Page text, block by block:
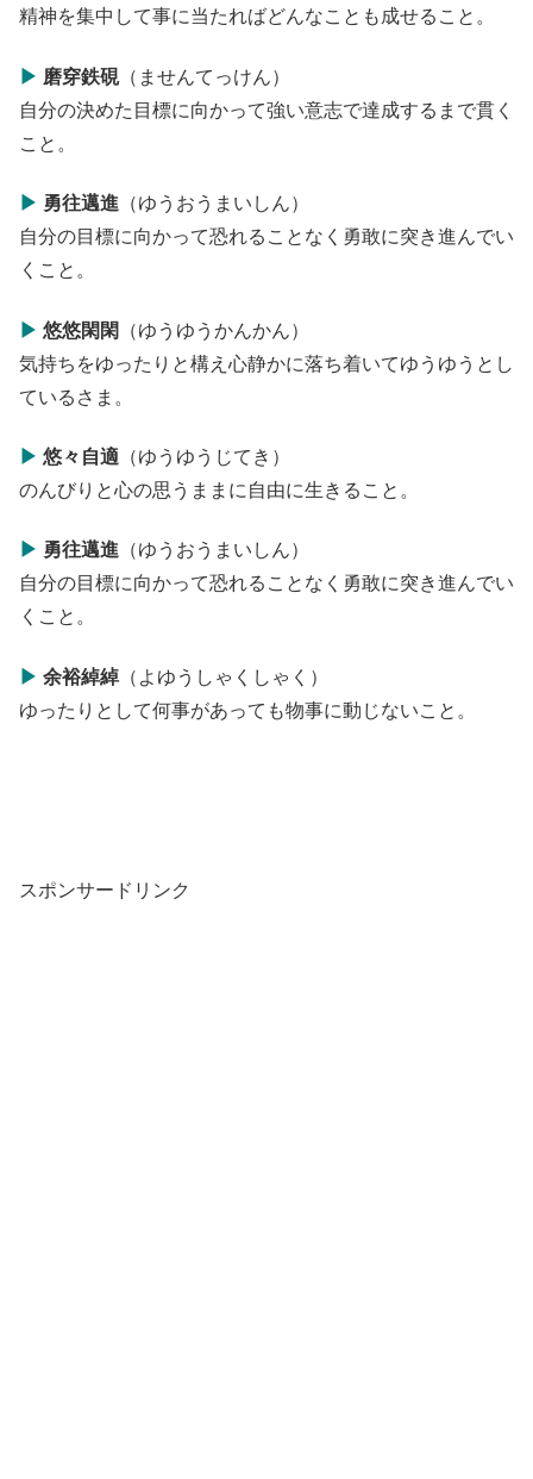
精神を集中して事に当たればどんなことも成せること。
▶ 磨穿鉄硯（ませんてっけん）
自分の決めた目標に向かって強い意志で達成するまで貫く
こと。
▶ 勇往邁進 （ゆうおうまいしん）
自分の目標に向かって恐れることなく勇敢に突き進んでい
くこと。
▶ 悠悠閑閑
（ゆうゆうかんかん）
気持ちをゆったりと構え心静かに落ち着いてゆうゆうとし
ているさま。
▶ 悠々自適 （ゆうゆうじてき）
のんびりと心の思うままに自由に生きること。
▶ 勇往邁進 （ゆうおうまいしん）
自分の目標に向かって恐れることなく勇敢に突き進んでい
くこと。
▶ 余裕綽綽（よゆうしゃくしゃく）
ゆったりとして何事があっても物事に動じないこと。
スポンサードリンク